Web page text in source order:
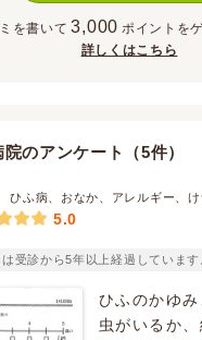
を書いて 3,000 ポイント を
詳しくはこちら
のアンケート（5件）
ひふ病、おなか、アレルギー、け
5.0
受診から5年以上経過しています
ひふのかゆみ
虫がいるか